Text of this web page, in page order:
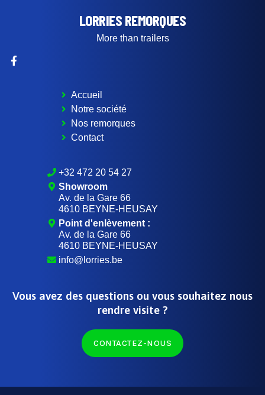
LORRIES REMORQUES
More than trailers
Accueil
Notre société
Nos remorques
Contact
+32 472 20 54 27
Showroom
Av. de la Gare 66
4610 BEYNE-HEUSAY
Point d'enlèvement :
Av. de la Gare 66
4610 BEYNE-HEUSAY
info@lorries.be
Vous avez des questions ou vous souhaitez nous
rendre visite ?
CONTACTEZ-NOUS